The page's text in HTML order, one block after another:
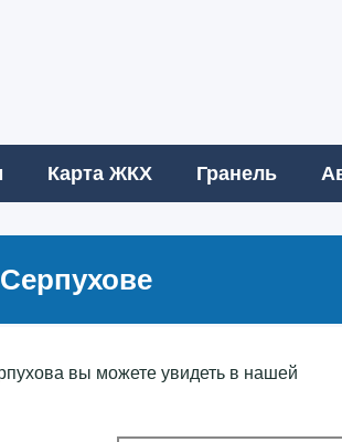
Карта ЖКХ Гранель
вы можете увидеть в нашей